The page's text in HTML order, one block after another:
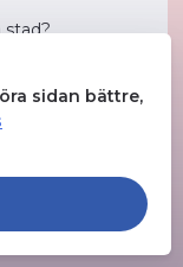
sidan bättre,